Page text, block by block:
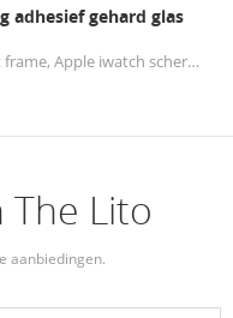
adhesief gehard glas
Ontworpen met zwarte randen aan het frame, Apple iwatch schermbeschermer 40mm / 44mm dekt alleen het 98% -gebiedsscherm af om witte randen te voorkomen, maar past perfect.
The Lito
aanbiedingen.